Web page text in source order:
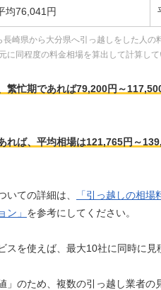
均76,041円
崎県から大分県へ引っ越しをした人の
同程度の料金相場を算出して計算して
繁忙期であれば79,200円～
れば、平均相場は121,765円～
ての詳細は、
「引っ越しの相
」 を参考にしてください。
スを使えば、最大10社に同時に
」のため、複数の引っ越し業者の